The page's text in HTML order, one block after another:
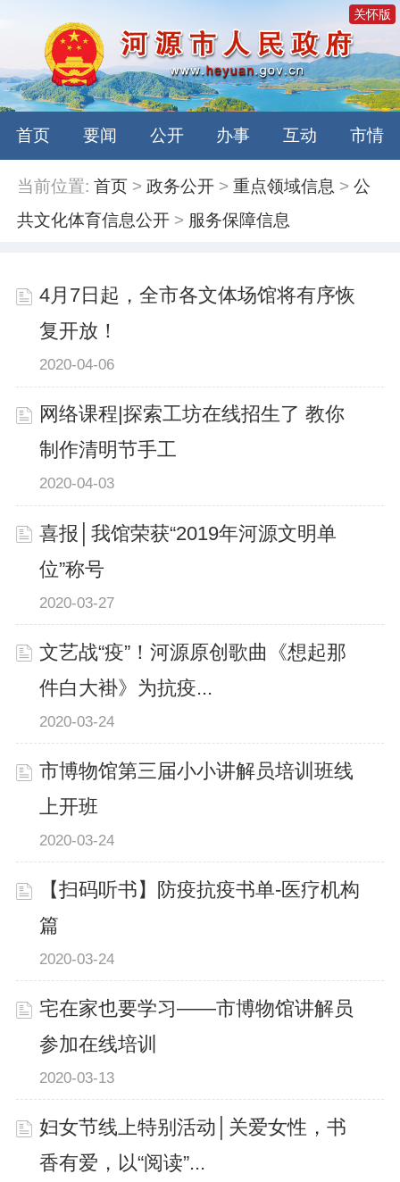
关怀版
首页 要闻 公开 办事 互动 市情
当前位置: 首页 >政务公开 >重点领域信息 >公
共文化体育信息公开 > 服务保障信息
4月7日起，全市各文体场馆将有序恢
复开放！
2020-04-06
网络课程|探索工坊在线招生了 教你
制作清明节手工
2020-04-03
喜报│我馆荣获“2019年河源文明单
位”称号
2020-03-27
文艺战“疫”！河源原创歌曲《想起那
件白大褂》为抗疫...
2020-03-24
市博物馆第三届小小讲解员培训班线
上开班
2020-03-24
【扫码听书】防疫抗疫书单-医疗机构
篇
2020-03-24
宅在家也要学习——市博物馆讲解员
参加在线培训
2020-03-13
妇女节线上特别活动│关爱女性，书
香有爱，以“阅读”...